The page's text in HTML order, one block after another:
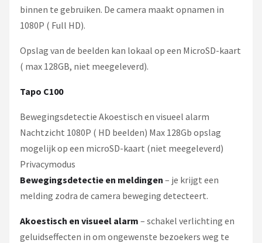
binnen te gebruiken. De camera maakt opnamen in
1080P ( Full HD).
Opslag van de beelden kan lokaal op een MicroSD-kaart
( max 128GB, niet meegeleverd).
Tapo C100
Bewegingsdetectie Akoestisch en visueel alarm
Nachtzicht 1080P ( HD beelden) Max 128Gb opslag
mogelijk op een microSD-kaart (niet meegeleverd)
Privacymodus
Bewegingsdetectie en meldingen – je krijgt een
melding zodra de camera beweging detecteert.
Akoestisch en visueel alarm – schakel verlichting en
geluidseffecten in om ongewenste bezoekers weg te